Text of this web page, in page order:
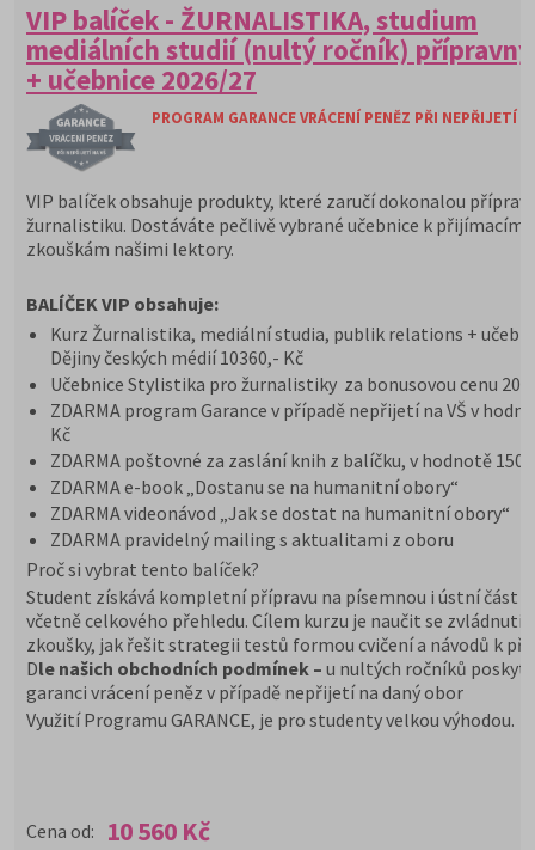
VIP balíček - ŽURNALISTIKA, studium
mediálních studií (nultý ročník)
+ učebnice 2026/27
PROGRAM GARANCE VRÁCENÍ PENĚZ PŘI NEPŘIJETÍ
VIP balíček obsahuje produkty, které zaručí dokonalou
žurnalistiku. Dostáváte pečlivě vybrané učebnice k přijímacím
zkouškám našimi lektory.
BALÍČEK VIP obsahuje:
Kurz Žurnalistika, mediální studia, publik relations +
Dějiny českých médií 10360,- Kč
Učebnice Stylistika pro žurnalistiky za bonusovou cenu
ZDARMA program Garance v případě nepřijetí na VŠ v
Kč
ZDARMA poštovné za zaslání knih z balíčku, v hodnotě 150
ZDARMA e-book „Dostanu se na humanitní obory“
ZDARMA videonávod „Jak se dostat na humanitní obory“
ZDARMA pravidelný mailing s aktualitami z oboru
Proč si vybrat tento balíček?
Student získává kompletní přípravu na písemnou i ústní část
včetně celkového přehledu. Cílem kurzu je naučit se zvládnutí
zkoušky, jak řešit strategii testů formou cvičení a návodů k
Dle našich obchodních podmínek – u nultých ročníků
garanci vrácení peněz v případě nepřijetí na daný obor
Využití Programu GARANCE, je pro studenty velkou výhodou.
Cena od: 10 560 Kč